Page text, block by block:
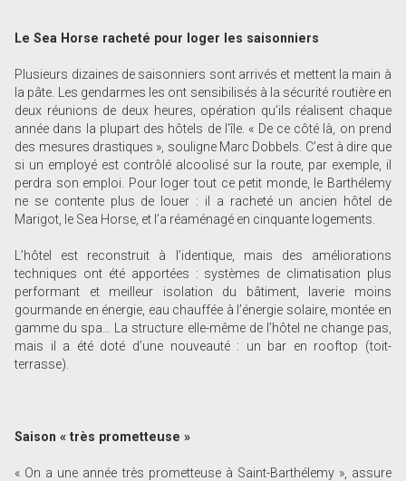
Le Sea Horse racheté pour loger les saisonniers
Plusieurs dizaines de saisonniers sont arrivés et mettent la main à
la pâte. Les gendarmes les ont sensibilisés à la sécurité routière en
deux réunions de deux heures, opération qu’ils réalisent chaque
année dans la plupart des hôtels de l’île. « De ce côté là, on prend
des mesures drastiques », souligne Marc Dobbels. C’est à dire que
si un employé est contrôlé alcoolisé sur la route, par exemple, il
perdra son emploi. Pour loger tout ce petit monde, le Barthélemy
ne se contente plus de louer : il a racheté un ancien hôtel de
Marigot, le Sea Horse, et l’a réaménagé en cinquante logements.
L’hôtel est reconstruit à l’identique, mais des améliorations
techniques ont été apportées : systèmes de climatisation plus
performant et meilleur isolation du bâtiment, laverie moins
gourmande en énergie, eau chauffée à l’énergie solaire, montée en
gamme du spa… La structure elle-même de l’hôtel ne change pas,
mais il a été doté d’une nouveauté : un bar en rooftop (toit-
terrasse).
Saison « très prometteuse »
« On a une année très prometteuse à Saint-Barthélemy », assure